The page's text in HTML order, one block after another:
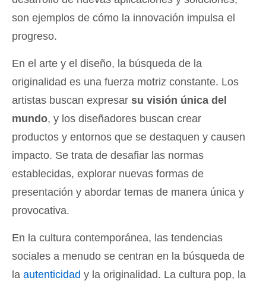
son ejemplos de cómo la innovación impulsa el
progreso.
En el arte y el diseño, la búsqueda de la
originalidad es una fuerza motriz constante. Los
artistas buscan expresar su visión única del
mundo, y los diseñadores buscan crear
productos y entornos que se destaquen y causen
impacto. Se trata de desafiar las normas
establecidas, explorar nuevas formas de
presentación y abordar temas de manera única y
provocativa.
En la cultura contemporánea, las tendencias
sociales a menudo se centran en la búsqueda de
la autenticidad y la originalidad. La cultura pop, la